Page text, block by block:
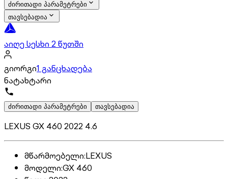
ძირითადი პარამეტრები
თავსებადია
აიღე სესხი 2 წუთში
გიორგი1 განცხადება
ნატახტარი
ძირითადი პარამეტრები თავსებადია
LEXUS GX 460 2022 4.6
მწარმოებელი:LEXUS
მოდელი:GX 460